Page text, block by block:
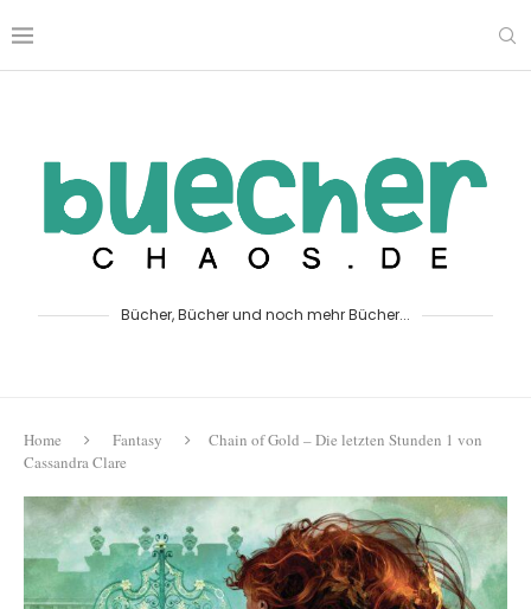
Bücher, Bücher und noch mehr Bücher...
Home Fantasy
Chain of Gold – Die letzten Stunden 1 von
Cassandra Clare